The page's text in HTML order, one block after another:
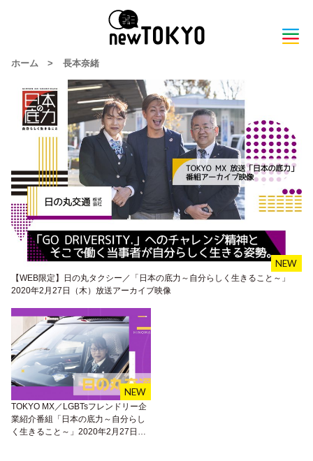
ホーム > 長本奈緒
【WEB限定】日の丸タクシー／「日本の底力～自分らしく生きること～」
2020年2月27日（木）放送アーカイブ映像
TOKYO MX／LGBTsフレンドリー企
業紹介番組「日本の底力～自分らし
く生きること～」2020年2月27日